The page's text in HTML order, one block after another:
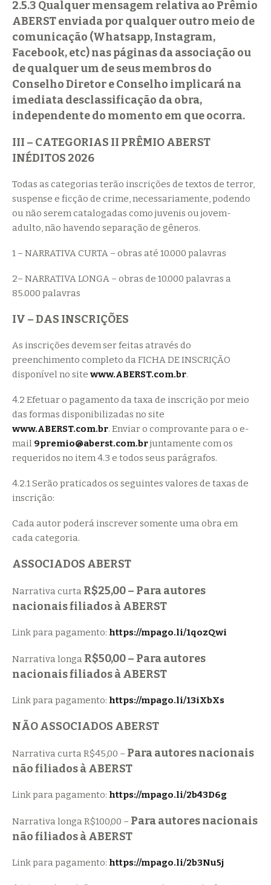
2.5.3 Qualquer mensagem relativa ao Prêmio
ABERST enviada por qualquer outro meio de
comunicação (Whatsapp, Instagram,
Facebook, etc) nas páginas da associação ou
de qualquer um de seus membros do
Conselho Diretor e Conselho implicará na
imediata desclassificação da obra,
independente do momento em que ocorra.
III – CATEGORIAS II PRÊMIO ABERST
INÉDITOS 2026
Todas as categorias terão inscrições de textos de terror,
suspense e ficção de crime, necessariamente, podendo
ou não serem catalogadas como juvenis ou jovem-
adulto, não havendo separação de gêneros.
1 – NARRATIVA CURTA – obras até 10.000 palavras
2– NARRATIVA LONGA – obras de 10.000 palavras a
85.000 palavras
IV – DAS INSCRIÇÕES
As inscrições devem ser feitas através do
preenchimento completo da FICHA DE INSCRIÇÃO
disponível no site www.ABERST.com.br.
4.2 Efetuar o pagamento da taxa de inscrição por meio
das formas disponibilizadas no site
www.ABERST.com.br. Enviar o comprovante para o e-
mail 9premio@aberst.com.brjuntamente com os
requeridos no item 4.3 e todos seus parágrafos.
4.2.1 Serão praticados os seguintes valores de taxas de
inscrição:
Cada autor poderá inscrever somente uma obra em
cada categoria.
ASSOCIADOS ABERST
Narrativa curta R$25,00 – Para autores
nacionais filiados à ABERST
Link para pagamento: https://mpago.li/1qozQwi
Narrativa longa R$50,00 – Para autores
nacionais filiados à ABERST
Link para pagamento: https://mpago.li/13iXbXs
NÃO ASSOCIADOS ABERST
Narrativa curta R$45,00 – Para autores nacionais
não filiados à ABERST
Link para pagamento: https://mpago.li/2b43D6g
Narrativa longa R$100,00 – Para autores nacionais
não filiados à ABERST
Link para pagamento: https://mpago.li/2b3Nu5j